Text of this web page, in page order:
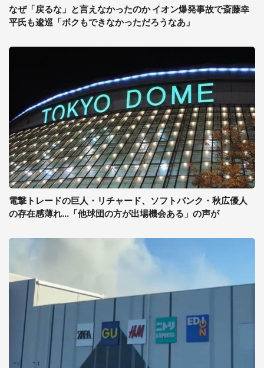
なぜ「戻るな」と言えなかったのか イオン爆発事故で斎藤幸
平氏も逡巡「ボクもできなかっただろうなあ」
電撃トレードの巨人・リチャード、ソフトバンク・秋広優人
の存在感薄れ...「他球団の方が出場機会ある」の声が